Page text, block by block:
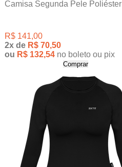
Camisa Segunda Pele
R$ 141,00
2x de R$ 70,50
ou R$ 132,54 no boleto ou pix
Comprar